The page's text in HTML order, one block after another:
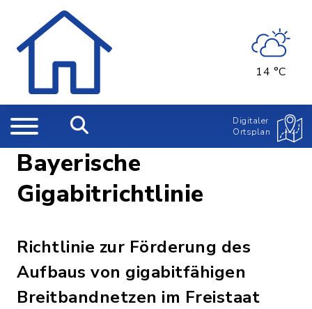
14 °C
Digitaler
Ortsplan
Bayerische
Gigabitrichtlinie
Richtlinie zur Förderung des
Aufbaus von gigabitfähigen
Breitbandnetzen im Freistaat